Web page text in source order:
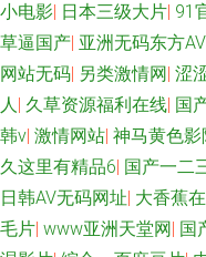
小电影| 日本三级大片| 91
草逼国产| 亚洲无码东方AV
网站无码| 另类激情网| 涩
人| 久草资源福利在线| 国
韩v| 激情网站| 神马黄色影
久这里有精品6| 国产一二
日韩AV无码网址| 大香蕉
毛片| www亚洲天堂网| 国